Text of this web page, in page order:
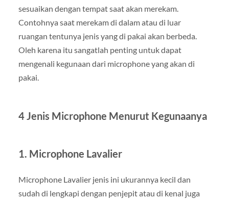
sesuaikan dengan tempat saat akan merekam.
Contohnya saat merekam di dalam atau di luar
ruangan tentunya jenis yang di pakai akan berbeda.
Oleh karena itu sangatlah penting untuk dapat
mengenali kegunaan dari microphone yang akan di
pakai.
4 Jenis Microphone Menurut Kegunaanya
1. Microphone Lavalier
Microphone Lavalier jenis ini ukurannya kecil dan
sudah di lengkapi dengan penjepit atau di kenal juga